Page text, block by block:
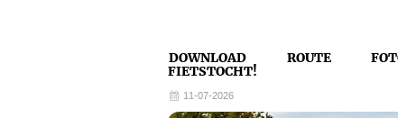
DOWNLOAD ROUTE
FIETSTOCHT!
11-07-2026